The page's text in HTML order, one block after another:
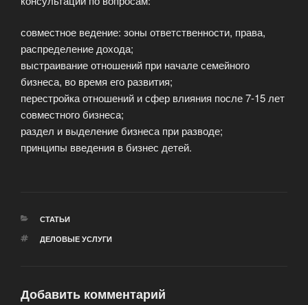
совместное ведение: зоны ответственности, права,
распределение дохода;
выстраивание отношений при начале семейного
бизнеса, во время его развития;
перестройка отношений и сфер влияния после 7-15 лет
совместного бизнеса;
раздел и выделение бизнеса при разводе;
принципы введения в бизнес детей.
РУБРИКИ
СТАТЬИ
МЕТКИ
ДЕЛОВЫЕ УСЛУГИ
Добавить комментарий